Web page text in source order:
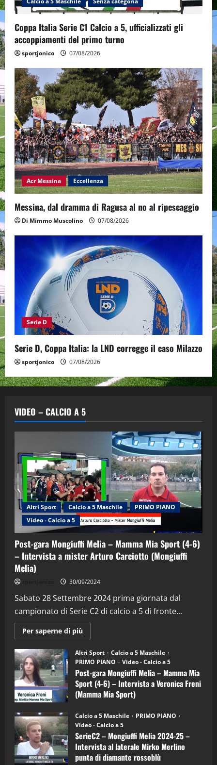
Coppa Italia Serie C1 Calcio a 5, ufficializzati gli
accoppiamenti del primo turno
sportjonico 07/08/2026
Acr Messina Eccellenza
Messina, dal dramma di Ragusa al no al ripescaggio
Di Mimmo Muscolino 07/08/2026
Serie D
Serie D, Coppa Italia: la LND corregge il caso Milazzo
sportjonico 07/08/2026
VIDEO – CALCIO A 5
Altri Sport Calcio a 5 Maschile
PRIMO PIANO
Video - Calcio a 5
Post-gara Mongiuffi Melia – Mamma Mia Sport (4-6)
– Intervista a mister Arturo Carciotto (Mongiuffi
Melia)
30/09/2024
Sabato 28 Settembre 2024 prima giornata dal
campionato di Serie C2 di calcio a 5 di fronte...
Per saperne di più
informazioni
Post-
gara
Mongiuffi
Melia
–
Mamma
Mia
Sport
6)
–
Intervista
a
mister
Arturo
Carciotto
(Mongiuffi
Altri Sport
Calcio a 5 Maschile
PRIMO PIANO
Video - Calcio a 5
Post-gara Mongiuffi Melia – Mamma Mia
Sport (4-6) – Intervista a Veronica Freni
(Mamma Mia Sport)
Calcio a 5 Maschile
PRIMO PIANO
Video - Calcio a 5
SerieC2 – Mongiuffi Melia 2024-25 –
Intervista al laterale Mirko Merlino
punta di diamante rossoblù
2
“SportEmpire” in Podcast: 29^ Puntata
(Martedi 28 Aprile 2026)
28/04/2026
3
"SportEmpire" in Podcast
“SportEmpire” in Podcast: 28^ Puntata
(Martedi 21 Aprile 2026)
21/04/2026
4
“SportEmpire” in Podcast: 27^ Puntata
(Martedi 14 Aprile 2026)
15/04/2026